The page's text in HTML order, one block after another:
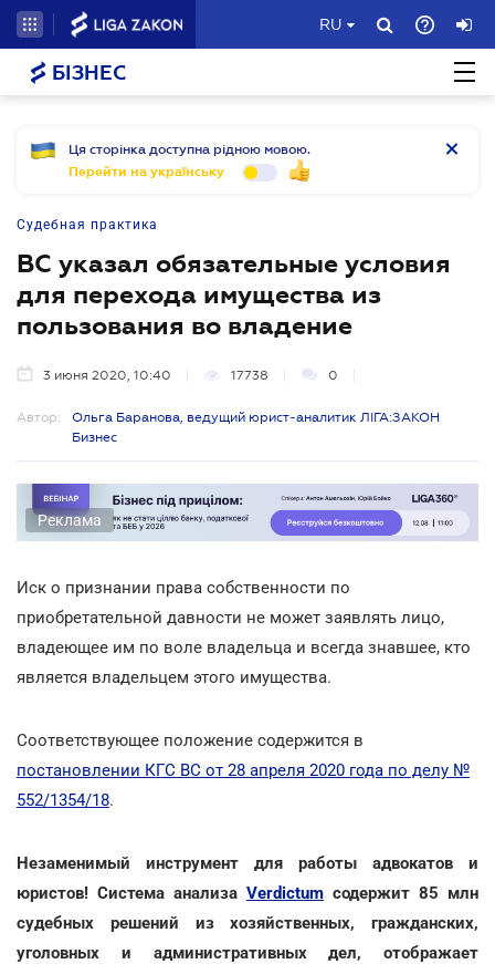
RU
БІЗНЕС
Ця сторінка доступна рідною мовою.
Перейти на українську
Судебная практика
ВС указал обязательные условия
для перехода имущества из
пользования во владение
3 июня 2020, 10:40 17738 0
Автор:
Ольга Баранова, ведущий юрист-аналитик ЛІГА:ЗАКОН
Бизнес
Реклама
Иск о признании права собственности по
приобретательной давности не может заявлять лицо,
владеющее им по воле владельца и всегда знавшее, кто
является владельцем этого имущества.
Соответствующее положение содержится в
постановлении КГС ВС от 28 апреля 2020 года по делу №
552/1354/18.
Незаменимый инструмент для работы адвокатов и
юристов! Система анализа Verdictum содержит 85 млн
судебных решений из хозяйственных, гражданских,
уголовных и административных дел, отображает